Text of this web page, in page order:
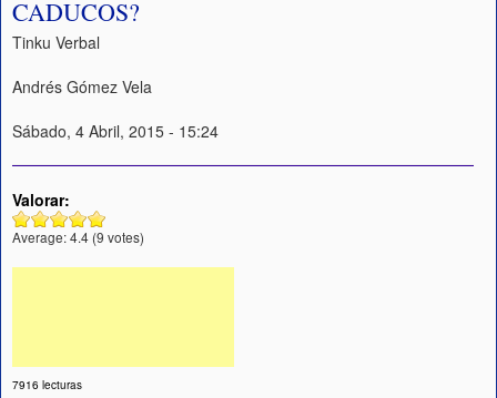
CADUCOS?
Tinku Verbal
Andrés Gómez Vela
Sábado, 4 Abril, 2015 - 15:24
Valorar:
Average:4.4 (9 votes)
7916 lecturas